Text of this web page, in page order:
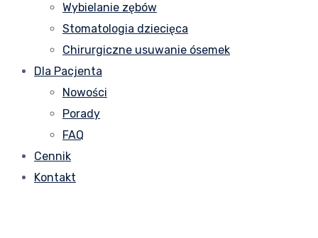
Wybielanie zębów
Stomatologia dziecięca
Chirurgiczne usuwanie ósemek
Dla Pacjenta
Nowości
Porady
FAQ
Cennik
Kontakt